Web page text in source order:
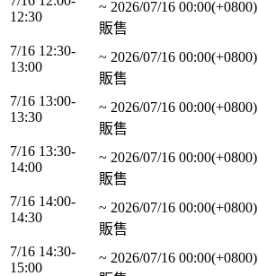
12:30
~ 2026/07/16 00:00(+0800)
販售
7/16 12:30-
13:00
~ 2026/07/16 00:00(+0800)
販售
7/16 13:00-
13:30
~ 2026/07/16 00:00(+0800)
販售
7/16 13:30-
14:00
~ 2026/07/16 00:00(+0800)
販售
7/16 14:00-
14:30
~ 2026/07/16 00:00(+0800)
販售
7/16 14:30-
15:00
~ 2026/07/16 00:00(+0800)